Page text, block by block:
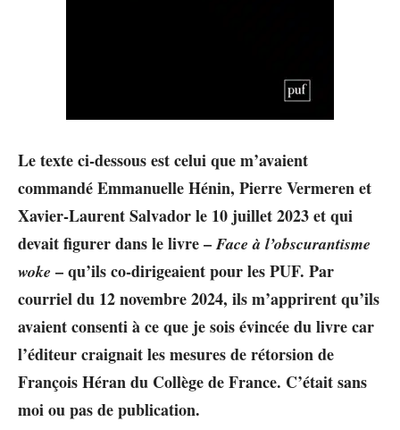
Le texte ci-dessous est celui que m’avaient
commandé Emmanuelle Hénin, Pierre Vermeren et
Xavier-Laurent Salvador le 10 juillet 2023 et qui
devait figurer dans le livre –Face à l’obscurantisme
woke – qu’ils co-dirigeaient pour les PUF. Par
courriel du 12 novembre 2024, ils m’apprirent qu’ils
avaient consenti à ce que je sois évincée du livre car
l’éditeur craignait les mesures de rétorsion de
François Héran du Collège de France. C’était sans
moi ou pas de publication.